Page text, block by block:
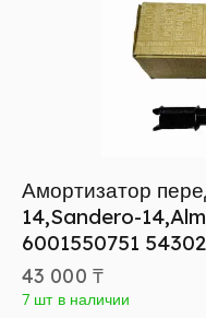
Амортизатор
14,Sandero-
6001550751
43 000 ₸
7 шт в наличии